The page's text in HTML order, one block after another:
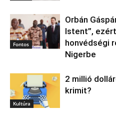
Fontos
Orbán
Istent”,
honvédségi
Nigerbe
Kultúra
2 millió
krimit?